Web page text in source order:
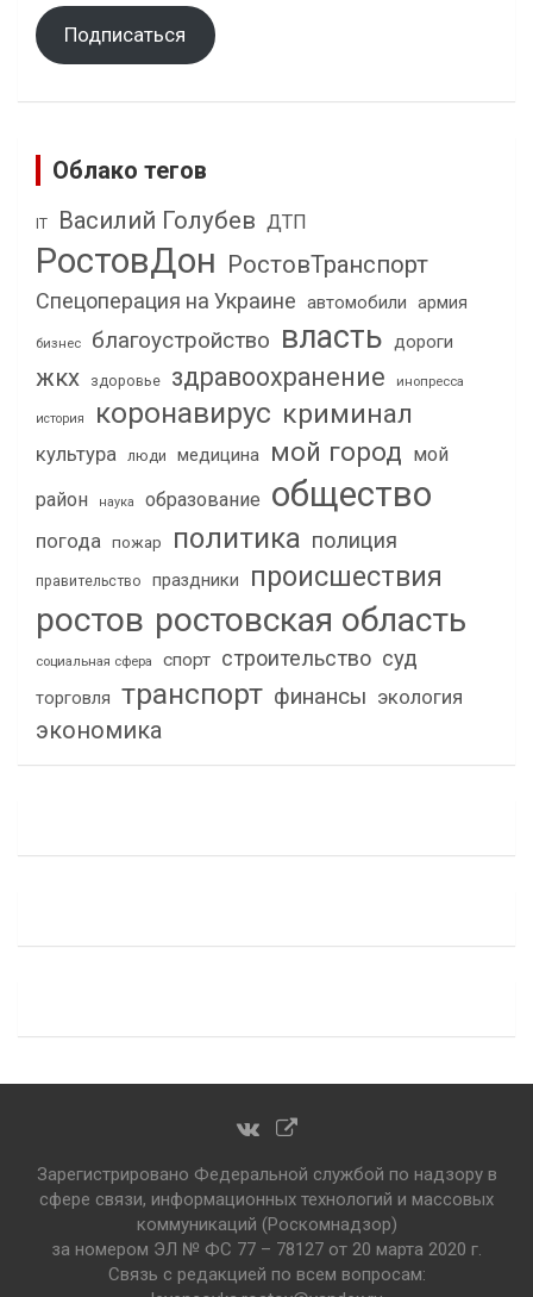
Подписаться
Облако тегов
IT Василий Голубев ДТП
РостовДон РостовТранспорт
Спецоперация на Украине автомобили армия
бизнес благоустройство власть дороги
жкх здоровье здравоохранение инопресса
история коронавирус криминал
культура люди медицина мой город мой
район
наука образование общество
погода пожар политика полиция
правительство праздники происшествия
ростов ростовская область
социальная сфера спорт строительство суд
торговля транспорт финансы экология
экономика
Зарегистрировано Федеральной службой по надзору в
сфере связи, информационных технологий и массовых
коммуникаций (Роскомнадзор)
за номером ЭЛ № ФС 77 – 78127 от 20 марта 2020 г.
Связь с редакцией по всем вопросам: